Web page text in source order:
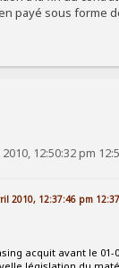
payé sous forme
12:50:32 pm
2010, 12:37:46 pm 12:37
acquit avant le 01-